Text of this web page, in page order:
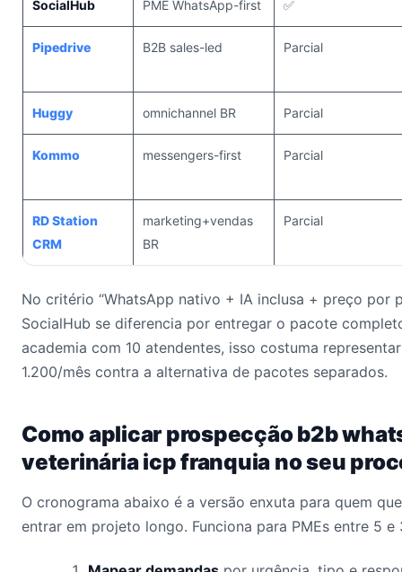
SocialHub PME WhatsApp-first ✅
Pipedrive B2B sales-led Parcial
Huggy omnichannel BR Parcial
Kommo messengers-first Parcial
RD Station
CRM
marketing+vendas
BR
Parcial
No critério “WhatsApp nativo + IA inclusa + preço por
SocialHub se diferencia por entregar o pacote
academia com 10 atendentes, isso costuma
1.200/mês contra a alternativa de pacotes separados.
Como aplicar prospecção b2b
veterinária icp franquia no seu
O cronograma abaixo é a versão enxuta para quem
entrar em projeto longo. Funciona para PMEs entre 5 e